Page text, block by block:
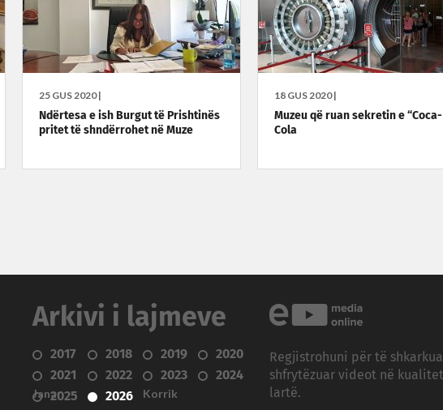
25 GUS 2020 |
Ndërtesa e ish Burgut të Prishtinës
pritet të shndërrohet në Muze
18 GUS 2020 |
Muzeu që ruan sekretin e “Coca-
Cola
Arkivi i lajmeve
2017 2018 2019
2020
2021
2022 2023
2024
2025
2026
Janar
Korrik
Regjistrohuni për të
shfrytëzuar videot në
lartë.